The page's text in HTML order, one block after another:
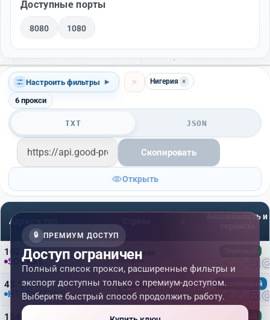
Доступные порты
8080 1080
Настроить фильтры ▾ Нигерия ×
6 прокси
TXT JSON
Скопировать
Открыть
🔒 ПРЕМИУМ ДОСТУП
Доступ ограничен
Полный список прокси, расширенные фильтры и
экспорт доступны только с премиум-доступом.
Выберите быстрый способ продолжить работу.
Адрес и тип
Анонимность и
102.*.*.*:*
SOCKS5
Нигерия
Икеджа
45.*.*.*:*
HTTP
HTTPS
Нигерия
Лагос
Анонимный
154.*.*.*:*
Нигерия